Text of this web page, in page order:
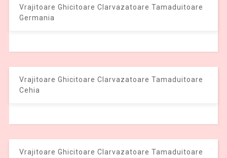
Vrajitoare Ghicitoare Clarvazatoare Tamaduitoare
Germania
Vrajitoare Ghicitoare Clarvazatoare Tamaduitoare
Cehia
Vrajitoare Ghicitoare Clarvazatoare Tamaduitoare